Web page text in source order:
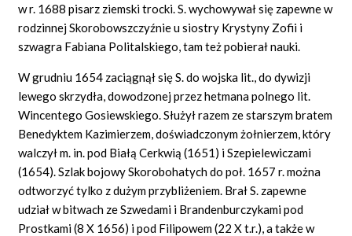
w r. 1688 pisarz ziemski trocki. S. wychowywał się zapewne w
rodzinnej Skorobowszczyźnie u siostry Krystyny Zofii i
szwagra Fabiana Politalskiego, tam też pobierał nauki.
W grudniu 1654 zaciągnął się S. do wojska lit., do dywizji
lewego skrzydła, dowodzonej przez hetmana polnego lit.
Wincentego Gosiewskiego. Służył razem ze starszym bratem
Benedyktem Kazimierzem, doświadczonym żołnierzem, który
walczył m. in. pod Białą Cerkwią (1651) i Szepielewiczami
(1654). Szlak bojowy Skorobohatych do poł. 1657 r. można
odtworzyć tylko z dużym przybliżeniem. Brał S. zapewne
udział w bitwach ze Szwedami i Brandenburczykami pod
Prostkami (8 X 1656) i pod Filipowem (22 X t.r.), a także w